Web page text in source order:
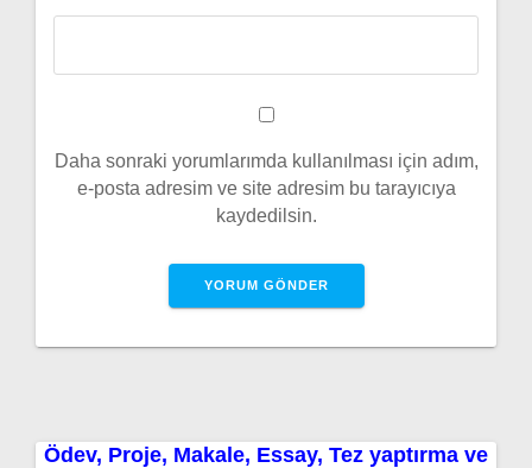
Daha sonraki yorumlarımda kullanılması için adım,
e-posta adresim ve site adresim bu tarayıcıya
kaydedilsin.
Ödev, Proje, Makale, Essay, Tez yaptırma ve